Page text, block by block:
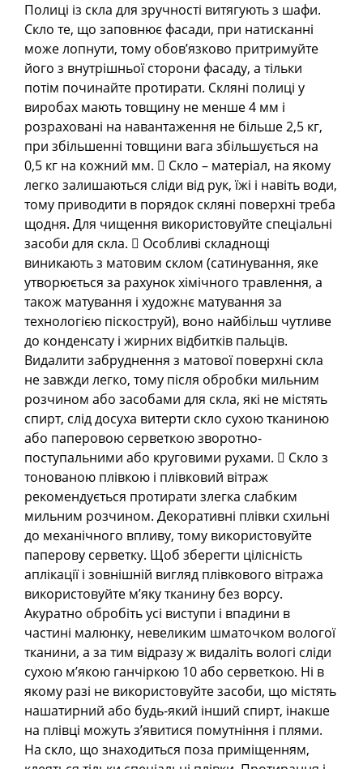
Полиці із скла для зручності витягують з шафи.
Скло те, що заповнює фасади, при натисканні
може лопнути, тому обов’язково притримуйте
його з внутрішньої сторони фасаду, а тільки
потім починайте протирати. Скляні полиці у
виробах мають товщину не менше 4 мм і
розраховані на навантаження не більше 2,5 кг,
при збільшенні товщини вага збільшується на
0,5 кг на кожний мм.  Скло – матеріал, на якому
легко залишаються сліди від рук, їжі і навіть води,
тому приводити в порядок скляні поверхні треба
щодня. Для чищення використовуйте спеціальні
засоби для скла.  Особливі складнощі
виникають з матовим склом (сатинування, яке
утворюється за рахунок хімічного травлення, а
також матування і художнє матування за
технологією піскоструй), воно найбільш чутливе
до конденсату і жирних відбитків пальців.
Видалити забруднення з матової поверхні скла
не завжди легко, тому після обробки мильним
розчином або засобами для скла, які не містять
спирт, слід досуха витерти скло сухою тканиною
або паперовою серветкою зворотно-
поступальними або круговими рухами.  Скло з
тонованою плівкою і плівковий вітраж
рекомендується протирати злегка слабким
мильним розчином. Декоративні плівки схильні
до механічного впливу, тому використовуйте
паперову серветку. Щоб зберегти цілісність
аплікації і зовнішній вигляд плівкового вітража
використовуйте м’яку тканину без ворсу.
Акуратно обробіть усі виступи і впадини в
частині малюнку, невеликим шматочком вологої
тканини, а за тим відразу ж видаліть вологі сліди
сухою м’якою ганчіркою 10 або серветкою. Ні в
якому разі не використовуйте засоби, що містять
нашатирний або будь-який інший спирт, інакше
на плівці можуть з’явитися помутніння і плями.
На скло, що знаходиться поза приміщенням,